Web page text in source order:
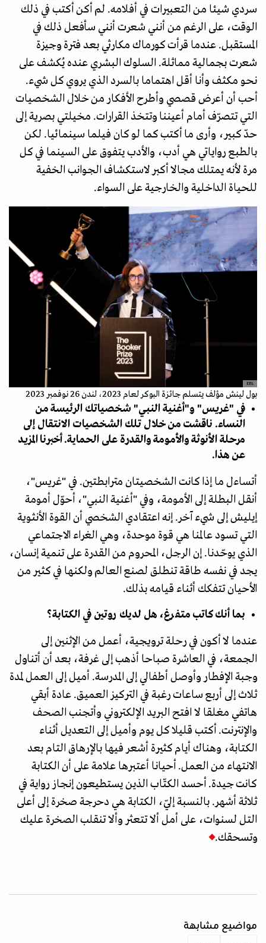
سردي شيئا من التعبيرات في أفلامه. لم أكن أكتب في ذلك
الوقت، على الرغم من أنني شعرت أنني سأفعل ذلك في
المستقبل. عندما قرأت كورماك مكارثي بعد فترة وجيزة
شعرت بجمالية مماثلة. السلوك البشري عنده يُكشف على
نحو مكثف وأنا أقل اهتماما بالسرد الذي يروي كل شيء.
أحب أن أعرض قصصي وأطرح الأفكار من خلال الشخصيات
التي تتصرّف أمام أعيننا وتتخذ القرارات. مخيلتي بصرية إلى
حدّ كبير، وأرى ما أكتب كما لو كان فيلما سينمائيا. لكن
بالطبع رواياتي هي أدب، والأدب يتفوق على السينما في كل
مرة لأنه يمتلك مجالا أكبر لاستكشاف الجوانب الخفية
للحياة الداخلية والخارجية على السواء.
EPA
بول لينش مؤلف يتسلم جائزة البوكر لعام 2023، لندن 26 نوفمبر 2023
في "غريس" و"أغنية النبي" شخصياتك الرئيسة من
النساء. ناقشت من خلال تلك الشخصيات الانتقال إلى
مرحلة الأنوثة والأمومة والقدرة على الحماية. أخبرنا المزيد
عن هذا.
أتساءل ما إذا كانت الشخصيتان مترابطتين. في "غريس"،
أنقل البطلة إلى الأمومة، وفي "أغنية النبي"، أحوّل أمومة
إيليش إلى شيء آخر. إنه اعتقادي الشخصي أن القوة الأنثوية
التي تسود عالمنا هي قوة موحدة، وهي الغراء الاجتماعي
الذي يوحّدنا. إن الرجل، المحروم من القدرة على تنمية إنسان،
يجد في نفسه طاقة تنطلق لصنع العالم ولكنها في كثير من
الأحيان تتفكك أثناء قيامه بذلك.
بما أنك كاتب متفرغ، هل لديك روتين في الكتابة؟
عندما لا أكون في رحلة ترويجية، أعمل من الإثنين إلى
الجمعة، في العاشرة صباحا أذهب إلى غرفة، بعد أن أتناول
وجبة الإفطار وأوصل أطفالي إلى المدرسة. أميل إلى العمل لمدة
ثلاث إلى أربع ساعات رغبة في التركيز العميق. عادة أبقي
هاتفي مغلقا لا افتح البريد الإلكتروني وأتجنب الصحف
والإنترنت. أكتب قليلا كل يوم وأميل إلى التعديل أثناء
الكتابة، وهناك أيام كثيرة أشعر فيها بالإرهاق التام بعد
الانتهاء من العمل. أحيانا أعتبرها علامة على أن الكتابة
كانت جيدة. أحسد الكتّاب الذين يستطيعون إنجاز رواية في
ثلاثة أشهر. بالنسبة إليّ، الكتابة هي دحرجة صخرة إلى أعلى
التل لسنوات، على أمل ألا تتعثر وألا تنقلب الصخرة عليك
وتسحقك.
مواضيع مشابهة